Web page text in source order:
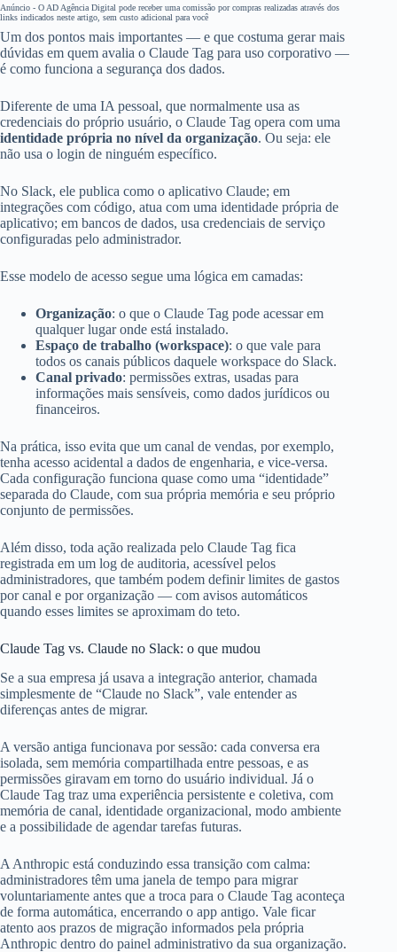
Anúncio - O AD Agência Digital pode receber uma comissão por compras realizadas através dos
links indicados neste artigo, sem custo adicional para você
Um dos pontos mais importantes — e que costuma gerar mais
dúvidas em quem avalia o Claude Tag para uso corporativo —
é como funciona a segurança dos dados.
Diferente de uma IA pessoal, que normalmente usa as
credenciais do próprio usuário, o Claude Tag opera com uma
identidade própria no nível da organização. Ou seja: ele
não usa o login de ninguém específico.
No Slack, ele publica como o aplicativo Claude; em
integrações com código, atua com uma identidade própria de
aplicativo; em bancos de dados, usa credenciais de serviço
configuradas pelo administrador.
Esse modelo de acesso segue uma lógica em camadas:
Organização: o que o Claude Tag pode acessar em
qualquer lugar onde está instalado.
Espaço de trabalho (workspace): o que vale para
todos os canais públicos daquele workspace do Slack.
Canal privado: permissões extras, usadas para
informações mais sensíveis, como dados jurídicos ou
financeiros.
Na prática, isso evita que um canal de vendas, por exemplo,
tenha acesso acidental a dados de engenharia, e vice-versa.
Cada configuração funciona quase como uma “identidade”
separada do Claude, com sua própria memória e seu próprio
conjunto de permissões.
Além disso, toda ação realizada pelo Claude Tag fica
registrada em um log de auditoria, acessível pelos
administradores, que também podem definir limites de gastos
por canal e por organização — com avisos automáticos
quando esses limites se aproximam do teto.
Claude Tag vs. Claude no Slack: o que mudou
Se a sua empresa já usava a integração anterior, chamada
simplesmente de “Claude no Slack”, vale entender as
diferenças antes de migrar.
A versão antiga funcionava por sessão: cada conversa era
isolada, sem memória compartilhada entre pessoas, e as
permissões giravam em torno do usuário individual. Já o
Claude Tag traz uma experiência persistente e coletiva, com
memória de canal, identidade organizacional, modo ambiente
e a possibilidade de agendar tarefas futuras.
A Anthropic está conduzindo essa transição com calma:
administradores têm uma janela de tempo para migrar
voluntariamente antes que a troca para o Claude Tag aconteça
de forma automática, encerrando o app antigo. Vale ficar
atento aos prazos de migração informados pela própria
Anthropic dentro do painel administrativo da sua organização.